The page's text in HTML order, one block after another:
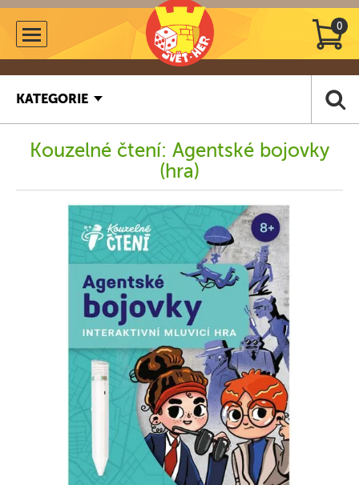
0
KATEGORIE
Kouzelné čtení: Agentské bojovky
(hra)